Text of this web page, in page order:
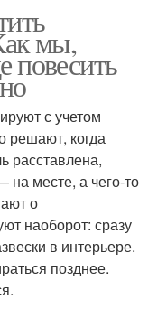
мы,
повесить
с учетом
решают, когда
расставлена,
месте, а чего-то
о
наоборот: сразу
в интерьере.
позднее.